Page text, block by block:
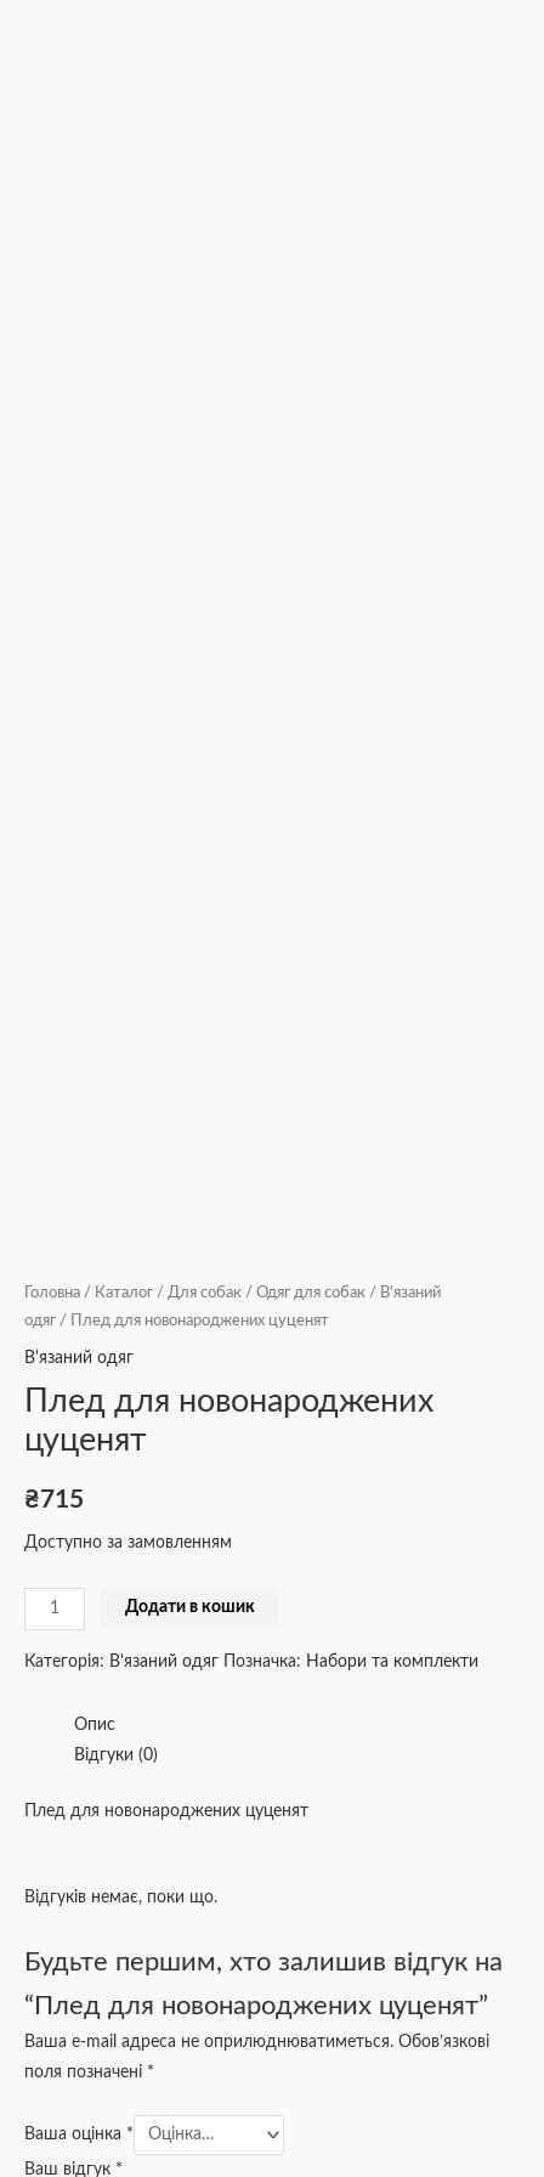
Головна / Каталог / Для собак / Одяг для собак / В'язаний
одяг / Плед для новонароджених цуценят
В'язаний одяг
Плед для новонароджених
цуценят
₴715
Доступно за замовленням
Додати в кошик
Категорія: В'язаний одяг Позначка: Набори та комплекти
Опис
Відгуки (0)
Плед для новонароджених цуценят
Відгуків немає, поки що.
Будьте першим, хто залишив відгук на
“Плед для новонароджених цуценят”
Ваша e-mail адреса не оприлюднюватиметься. Обов’язкові
поля позначені *
Ваша оцінка *
Ваш відгук *